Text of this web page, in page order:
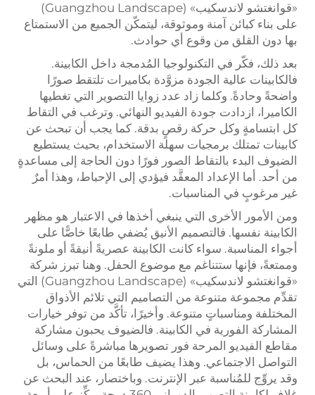
«قوانغتشو لاندسكيب» (Guangzhou Landscape)
على بناء كبائن آمنة وموثوقة، ليتمكّن الجميع من الاستمتاع
بها دون القلق من وقوع أي حوادث.
بعد ذلك، فكّر في التكنولوجيا المُدمجة داخل الكابينة.
فالكابينات عالية الجودة مزوَّدة بكاميرات تلتقط صورًا
واضحةً وحادةً. وكلما زاد عدد زوايا التصوير التي تغطيها
الكاميرا، ازدادت جودة الفيديو النهائي. وترغب في التقاط
كل ابتسامةٍ وكل حركة رقصٍ بدقة. كما يجب أن تبحث عن
كابينات تمتلك برمجيات سهلة الاستخدام، بحيث يستطيع
الضيوف البدء بالتقاط الصور فورًا دون الحاجة إلى مساعدةٍ
من أحد. أما الإعداد المعقَّد فيؤدي إلى الإحباط، وهذا أمرٌ
غير مرغوبٍ في المناسبات.
ومن الأمور الأخرى التي ينبغي أخذها في الاعتبار هو مظهر
الكابينة نفسها. فالتصميم الأنيق يُضفي طابعًا خاصًّا على
أجواء المناسبة. سواء كانت الكابينة عصريةً أنيقةً أو ملونةً
وممتعةً، فإنها ستتناغم مع موضوع الحفل. وهنا تبرز شركة
«قوانغتشو لاندسكيب» (Guangzhou Landscape) التي
تقدِّم مجموعة متنوعة من التصاميم التي تلائم الأذواق
المختلفة ومناسباتٍ متنوعة. وأخيرًا، تأكَّد من توفر خيارات
المشاركة الفورية في الكابينة. فالضيوف يحبون مشاركة
مقاطع الفيديو المرحة فور تصويرها مباشرةً على وسائل
التواصل الاجتماعي. وهذا يضيف طابعًا من الحماس، بل
وقد يروِّج للمُناسبة عبر الإنترنت. وباختصار، عند البحث عن